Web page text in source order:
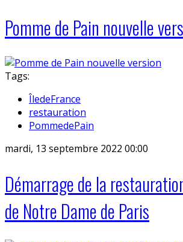
Pomme de Pain nouvelle
Tags:
ÎledeFrance
restauration
PommedePain
mardi, 13 septembre 2022 00:00
Démarrage de la
de Notre Dame de Paris